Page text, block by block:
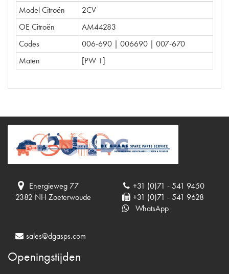
Model Citroën
2CV
OE Citroën
AM44283
Codes
006-690 | 006690 | 007-670
Maten
[PW 1]
Energieweg 77
2382 NH Zoeterwoude
+31 (0)71 - 541 9450
+31 (0)71 - 541 9628
WhatsApp
sales@dgasps.com
Openingstijden